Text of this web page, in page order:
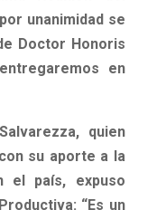
unanimidad se
Doctor Honoris
en
quien
su aporte a la
el país, expuso
“Es un